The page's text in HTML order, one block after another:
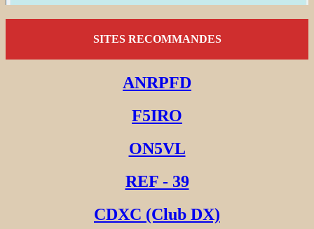
SITES RECOMMANDES
ANRPFD
F5IRO
ON5VL
REF - 39
CDXC (Club DX)